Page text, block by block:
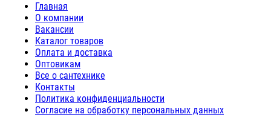
Главная
О компании
Вакансии
Каталог товаров
Оплата и доставка
Оптовикам
Все о сантехнике
Контакты
Политика конфиденциальности
Согласие на обработку персональных данных